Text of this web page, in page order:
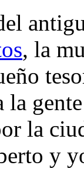
, la
la
la
y